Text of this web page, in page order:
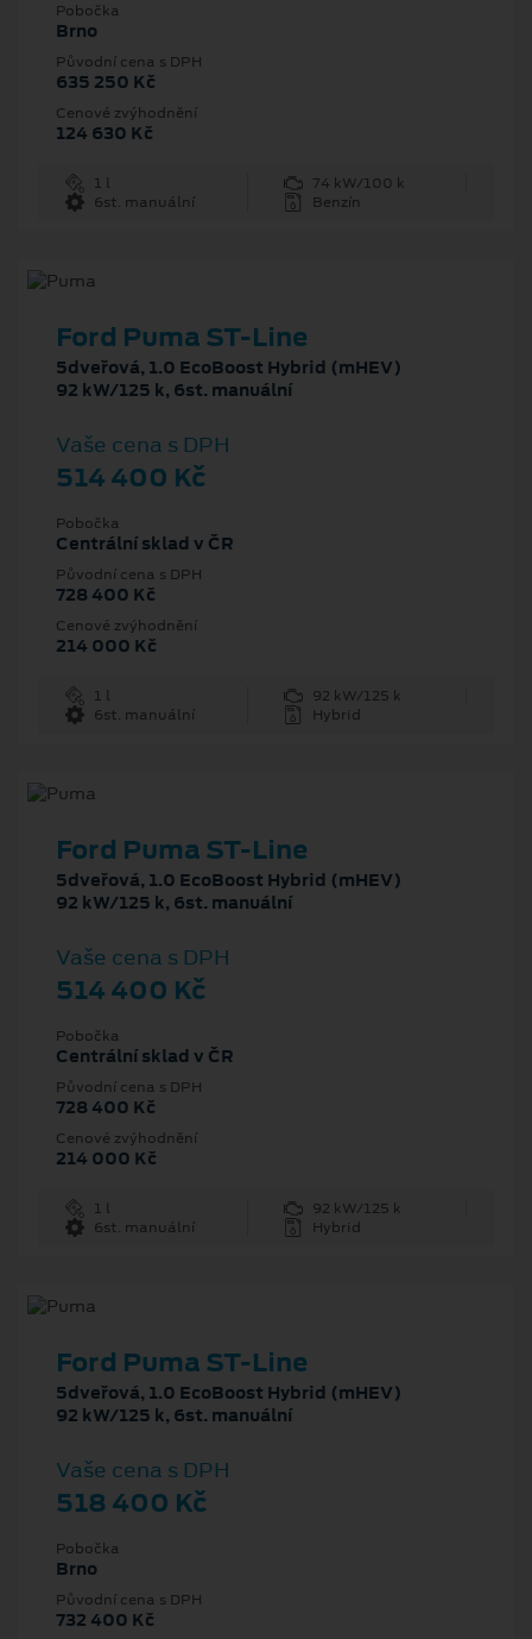
Pobočka
Brno
Původní cena s DPH
635 250 Kč
Cenové zvýhodnění
124 630 Kč
1 l
74 kW/100 k
6st. manuální
Benzín
Ford Puma ST-Line
5dveřová, 1.0 EcoBoost Hybrid (mHEV)
92 kW/125 k, 6st. manuální
Vaše cena s DPH
514 400 Kč
Pobočka
Centrální sklad v ČR
Původní cena s DPH
728 400 Kč
Cenové zvýhodnění
214 000 Kč
1 l
92 kW/125 k
6st. manuální
Hybrid
Ford Puma ST-Line
5dveřová, 1.0 EcoBoost Hybrid (mHEV)
92 kW/125 k, 6st. manuální
Vaše cena s DPH
514 400 Kč
Pobočka
Centrální sklad v ČR
Původní cena s DPH
728 400 Kč
Cenové zvýhodnění
214 000 Kč
1 l
92 kW/125 k
6st. manuální
Hybrid
Ford Puma ST-Line
5dveřová, 1.0 EcoBoost Hybrid (mHEV)
92 kW/125 k, 6st. manuální
Vaše cena s DPH
518 400 Kč
Pobočka
Brno
Původní cena s DPH
732 400 Kč